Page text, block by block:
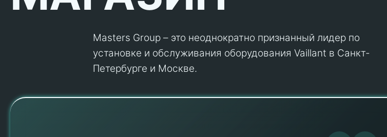
Masters Group – это неоднократно признанный лидер по
установке и обслуживания оборудования Vaillant в Санкт-
Петербурге и Москве.